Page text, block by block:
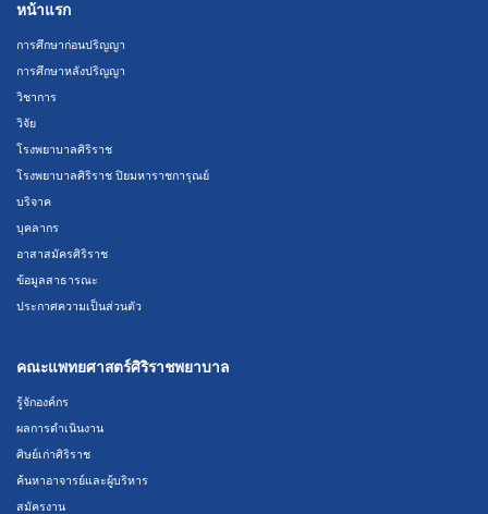
หน้าแรก
การศึกษาก่อนปริญญา
การศึกษาหลังปริญญา
วิชาการ
วิจัย
โรงพยาบาลศิริราช
โรงพยาบาลศิริราช ปิยมหาราชการุณย์
บริจาค
บุคลากร
อาสาสมัครศิริราช
ข้อมูลสาธารณะ
ประกาศความเป็นส่วนตัว
คณะแพทยศาสตร์ศิริราชพยาบาล
รู้จักองค์กร
ผลการดำเนินงาน
ศิษย์เก่าศิริราช
ค้นหาอาจารย์และผู้บริหาร
สมัครงาน